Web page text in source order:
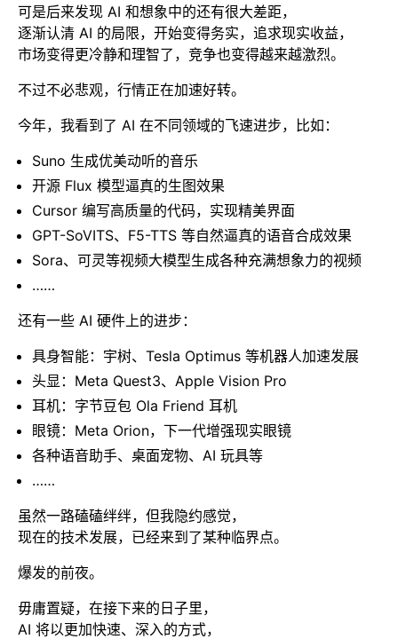
可是后来发现 AI 和想象中的还有很大差距，
逐渐认清 AI 的局限，开始变得务实，追求现实收益，
市场变得更冷静和理智了，竞争也变得越来越激烈。
不过不必悲观，行情正在加速好转。
今年，我看到了 AI 在不同领域的飞速进步，比如：
Suno 生成优美动听的音乐
开源 Flux 模型逼真的生图效果
Cursor 编写高质量的代码，实现精美界面
GPT-SoVITS、F5-TTS 等自然逼真的语音合成效果
Sora、可灵等视频大模型生成各种充满想象力的视频
……
还有一些 AI 硬件上的进步：
具身智能：宇树、Tesla Optimus 等机器人加速发展
头显：Meta Quest3、Apple Vision Pro
耳机：字节豆包 Ola Friend 耳机
眼镜：Meta Orion，下一代增强现实眼镜
各种语音助手、桌面宠物、AI 玩具等
……
虽然一路磕磕绊绊，但我隐约感觉，
现在的技术发展，已经来到了某种临界点。
爆发的前夜。
毋庸置疑，在接下来的日子里，
AI 将以更加快速、深入的方式，